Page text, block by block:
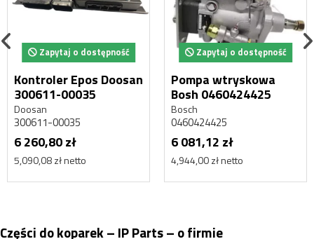
Zapytaj o dostępność
Kontroler Epos Doosan
300611-00035
Doosan
300611-00035
6 260,80 zł
5,090,08 zł netto
Zapytaj o dostępność
Pompa wtryskowa
Bosh 0460424425
Bosch
0460424425
6 081,12 zł
4,944,00 zł netto
Części do koparek – IP Parts – o firmie